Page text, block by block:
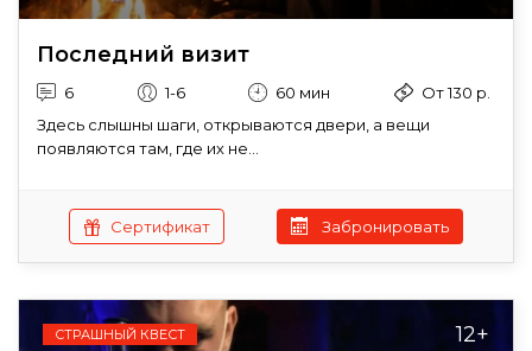
Последний визит
6 1-6 60 мин
От 130 р.
Здесь слышны шаги, открываются двери, а вещи
появляются там, где их не...
Сертификат Забронировать
СТРАШНЫЙ КВЕСТ 12+